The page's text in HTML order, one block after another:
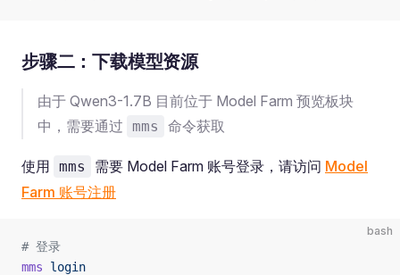
步骤二：下载模型资源
由于 Qwen3-1.7B 目前位于 Model Farm 预览板块
中，需要通过
mms 命令获取
使用 mms 需要 Model Farm 账号登录，请访问 Model
Farm 账号注册
bash
# 登录
mms login